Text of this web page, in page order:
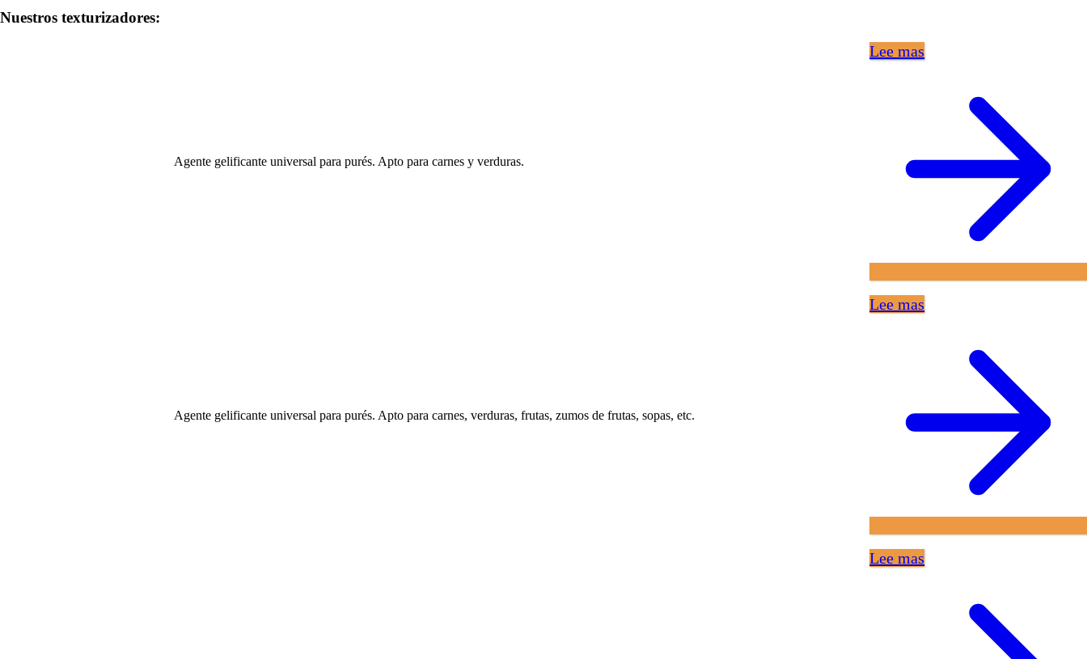
Nuestros texturizadores:
Agente gelificante universal para purés. Apto para carnes y verduras.
Lee mas
Agente gelificante universal para purés. Apto para carnes, verduras, frutas, zumos de frutas, sopas, etc.
Lee mas
Lee mas